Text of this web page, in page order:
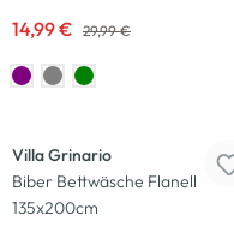
14,99 € 29,99 €
Villa Grinario
Biber Bettwäsche Flanell
135x200cm